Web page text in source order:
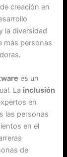
creación en
la diversidad
más personas
es un
La inclusión
en
las personas
en el
de